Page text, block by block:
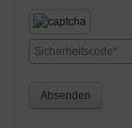
Absenden